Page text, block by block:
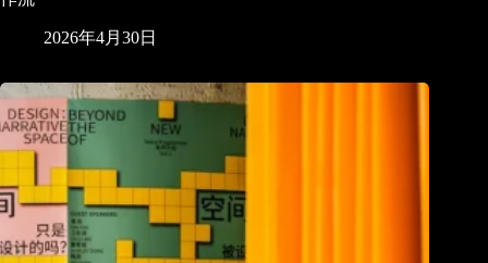
2026年4月30日